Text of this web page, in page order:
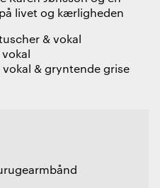
livet og kærligheden
& vokal
& gryntende grise